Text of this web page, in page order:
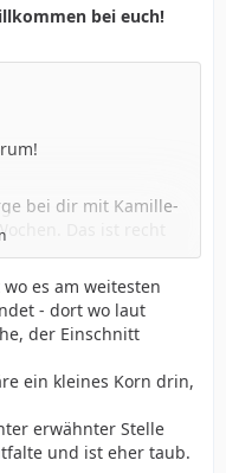
bei euch!
bei dir mit Kamille-
Das ist recht
gegenüber dem
ist lässt sich
es aus, als wenn
deines Frenelums
denn noch
es am weitesten
- dort wo laut
der Einschnitt
ein kleines Korn drin,
erwähnter Stelle
und ist eher taub.